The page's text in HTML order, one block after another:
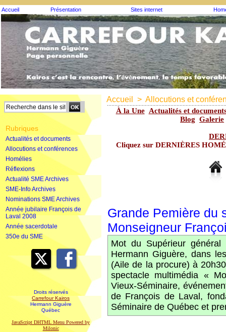
Accueil Présentation Sites internet
Rubriques
Actualités et documents
Allocutions et conférences
Homélies
Réflexions
Actualité SME Archives
SME-Info Archives
Nominations SME Archives
Année jubilaire François de
Laval 2008
Année sacerdotale
350e du SME
Droits réservés
Carrefour Kairos
Hermann Giguère
Québec
JavaScript DHTML Menu Powered by
Milonic
Accueil > Allocutions et
À la Une Actualités et
Blog Galerie
Cliquez sur DERNIÈRES
Grande Pemière du
Monseigneur
Mot du Supérieur général
Hermann Giguère, dans
(Aile de la procure) à
spectacle multimédia «
Vieux-Séminaire,
de François de Laval,
Séminaire de Québec et